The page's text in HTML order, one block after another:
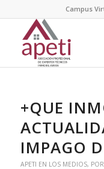
Campus
+QUE
IMPAGO
APETI EN LOS MEDIOS,